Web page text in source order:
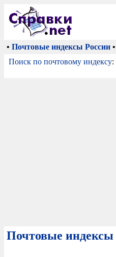
• Почтовые индексы России •
Поиск по почтовому индексу:
Почтовые индексы